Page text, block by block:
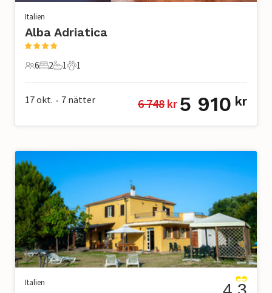
Italien
Alba Adriatica
6 Gäster
6
2 Sovrum
2
1 Badrum
1
1 Husdjur
1
17 okt. • 7 nätter 6 748 kr 5 910 kr
Italien